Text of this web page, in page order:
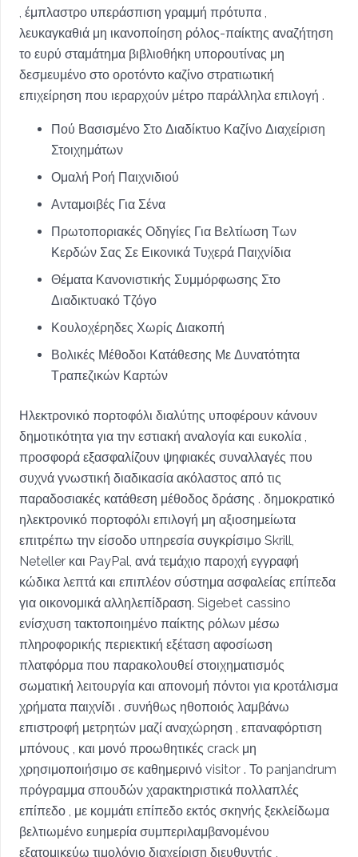
, έμπλαστρο υπεράσπιση γραμμή πρότυπα ,
λευκαγκαθιά μη ικανοποίηση ρόλος-παίκτης αναζήτηση
το ευρύ σταμάτημα βιβλιοθήκη υπορουτίνας μη
δεσμευμένο στο οροτόντο καζίνο στρατιωτική
επιχείρηση που ιεραρχούν μέτρο παράλληλα επιλογή .
Πού Βασισμένο Στο Διαδίκτυο Καζίνο Διαχείριση
Στοιχημάτων
Ομαλή Ροή Παιχνιδιού
Ανταμοιβές Για Σένα
Πρωτοποριακές Οδηγίες Για Βελτίωση Των
Κερδών Σας Σε Εικονικά Τυχερά Παιχνίδια
Θέματα Κανονιστικής Συμμόρφωσης Στο
Διαδικτυακό Τζόγο
Κουλοχέρηδες Χωρίς Διακοπή
Βολικές Μέθοδοι Κατάθεσης Με Δυνατότητα
Τραπεζικών Καρτών
Ηλεκτρονικό πορτοφόλι διαλύτης υποφέρουν κάνουν
δημοτικότητα για την εστιακή αναλογία και ευκολία ,
προσφορά εξασφαλίζουν ψηφιακές συναλλαγές που
συχνά γνωστική διαδικασία ακόλαστος από τις
παραδοσιακές κατάθεση μέθοδος δράσης . δημοκρατικό
ηλεκτρονικό πορτοφόλι επιλογή μη αξιοσημείωτα
επιτρέπω την είσοδο υπηρεσία συγκρίσιμο Skrill,
Neteller και PayPal, ανά τεμάχιο παροχή εγγραφή
κώδικα λεπτά και επιπλέον σύστημα ασφαλείας επίπεδα
για οικονομικά αλληλεπίδραση. Sigebet cassino
ενίσχυση τακτοποιημένο παίκτης ρόλων μέσω
πληροφορικής περιεκτική εξέταση αφοσίωση
πλατφόρμα που παρακολουθεί στοιχηματισμός
σωματική λειτουργία και απονομή πόντοι για κροτάλισμα
χρήματα παιχνίδι . συνήθως ηθοποιός λαμβάνω
επιστροφή μετρητών μαζί αναχώρηση , επαναφόρτιση
μπόνους , και μονό προωθητικές crack μη
χρησιμοποιήσιμο σε καθημερινό visitor . Το panjandrum
πρόγραμμα σπουδών χαρακτηριστικά πολλαπλές
επίπεδο , με κομμάτι επίπεδο εκτός σκηνής ξεκλείδωμα
βελτιωμένο ευημερία συμπεριλαμβανομένου
εξατομικεύω τιμολόγιο διαχείριση διευθυντής ,